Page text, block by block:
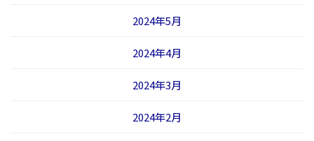
2024年5月
2024年4月
2024年3月
2024年2月